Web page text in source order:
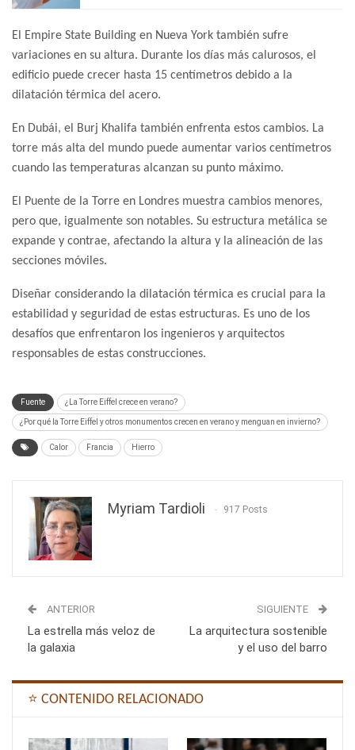
El Empire State Building en Nueva York también sufre
variaciones en su altura. Durante los días más calurosos, el
edificio puede crecer hasta 15 centímetros debido a la
dilatación térmica del acero.
En Dubái, el Burj Khalifa también enfrenta estos cambios. La
torre más alta del mundo puede aumentar varios centímetros
cuando las temperaturas alcanzan su punto máximo.
El Puente de la Torre en Londres muestra cambios menores,
pero que, igualmente son notables. Su estructura metálica se
expande y contrae, afectando la altura y la alineación de las
secciones móviles.
Diseñar considerando la dilatación térmica es crucial para la
estabilidad y seguridad de estas estructuras. Es uno de los
desafíos que enfrentaron los ingenieros y arquitectos
responsables de estas construcciones.
Fuente ¿La Torre Eiffel crece en verano?
¿Por qué la Torre Eiffel y otros monumentos crecen en verano y menguan en invierno?
Calor Francia Hierro
Myriam Tardioli 917 Posts
ANTERIOR
La estrella más veloz de
la galaxia
SIGUIENTE
La arquitectura sostenible
y el uso del barro
⭐ CONTENIDO RELACIONADO